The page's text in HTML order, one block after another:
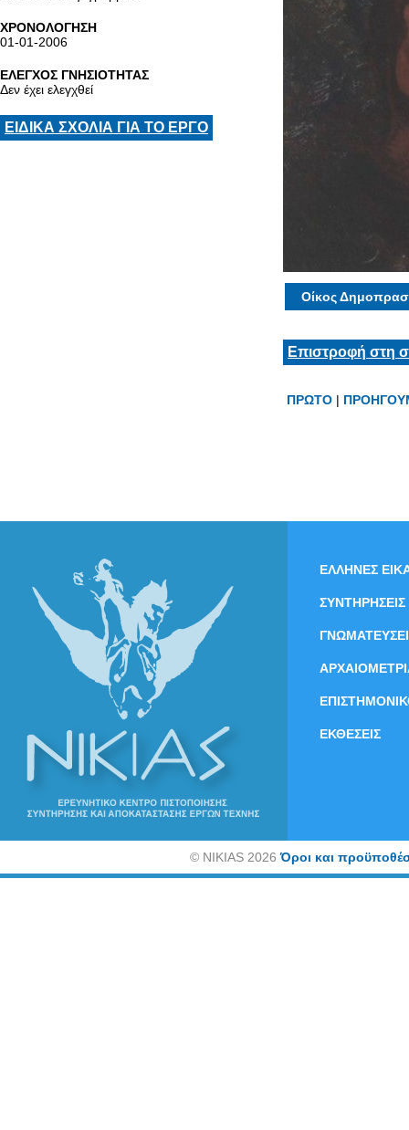
ΧΡΟΝΟΛΟΓΗΣΗ
01-01-2006
ΕΛΕΓΧΟΣ ΓΝΗΣΙΟΤΗΤΑΣ
Δεν έχει ελεγχθεί
ΕΙΔΙΚΑ ΣΧΟΛΙΑ ΓΙΑ ΤΟ ΕΡΓΟ
Οίκος
Επιστροφή στη
ΠΡΩΤΟ |
ΕΛΛΗΝΕΣ
ΣΥΝΤΗΡΗΣΕΙΣ
ΕΚΘΕΣΕΙΣ
©NIKIAS 2026Όροι και